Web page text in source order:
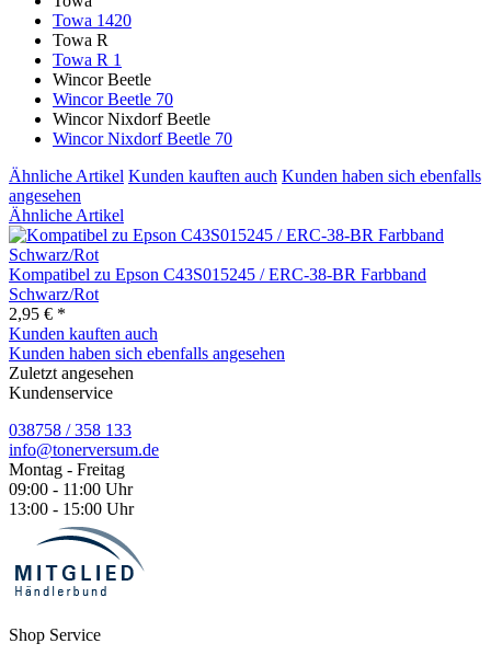
Towa 1420
Towa R
Towa R 1
Wincor Beetle
Wincor Beetle 70
Wincor Nixdorf Beetle
Wincor Nixdorf Beetle 70
Ähnliche Artikel Kunden kauften auch Kunden haben sich ebenfalls
angesehen
Ähnliche Artikel
Kompatibel zu Epson C43S015245 / ERC-38-BR Farbband
Schwarz/Rot
2,95 € *
Kunden kauften auch
Kunden haben sich ebenfalls angesehen
Zuletzt angesehen
Kundenservice
038758 / 358 133
info@tonerversum.de
Montag - Freitag
09:00 - 11:00 Uhr
13:00 - 15:00 Uhr
Shop Service